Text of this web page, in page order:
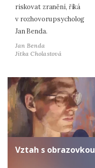
riskovat zranění, říká
v rozhovoru psycholog
Jan Benda.
Jan Benda
Jitka Cholastová
Vztah s obrazovkou